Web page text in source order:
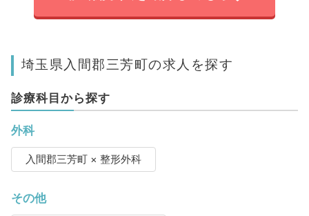
埼玉県入間郡三芳町の求人を探す
診療科目から探す
外科
入間郡三芳町 × 整形外科
その他